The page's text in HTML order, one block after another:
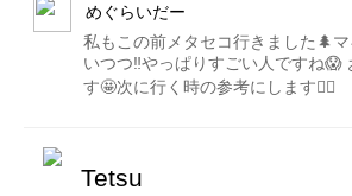
めぐらいだー
私もこの前メタセコ行きました🌲
いつつ‼️やっぱりすごい人ですね😱
す🤩次に行く時の参考にします🙋‍♀️
Tetsu